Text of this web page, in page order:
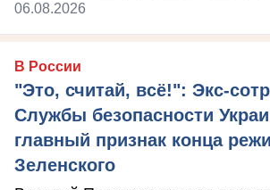
06.08.2026
В России
"Это, считай, всё!": Экс-
Службы безопасности
главный признак конца
Зеленского